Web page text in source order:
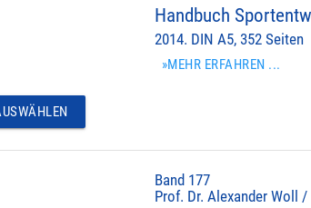
Handbuch
2014. DIN A5, 352 Seiten
»MEHR ERFAHREN ...
Band 177
Prof. Dr. Alexander Woll